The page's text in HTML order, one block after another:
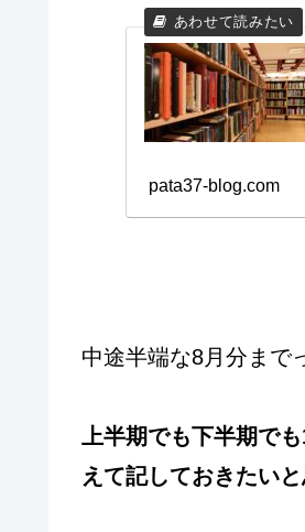
pata37-blog.com
中途半端な8月分まで
上半期でも下半期で
えて記しておきたいと